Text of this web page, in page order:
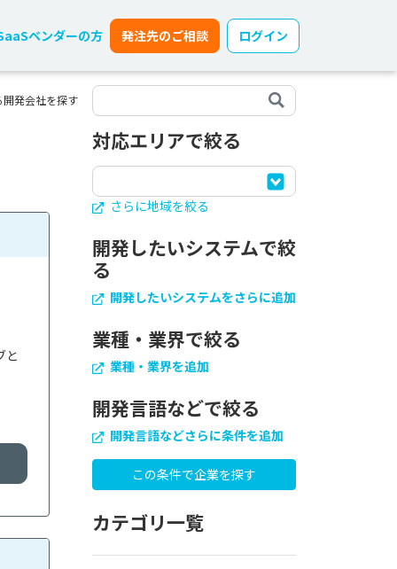
ベンダーの方 発注先のご相談 ログイン
発会社を探す
と
対応エリアで絞る
さらに地域を絞る
開発したいシステムで絞
る
開発したいシステムをさらに追加
業種・業界で絞る
業種・業界を追加
開発言語などで絞る
開発言語などさらに条件を追加
カテゴリ一覧